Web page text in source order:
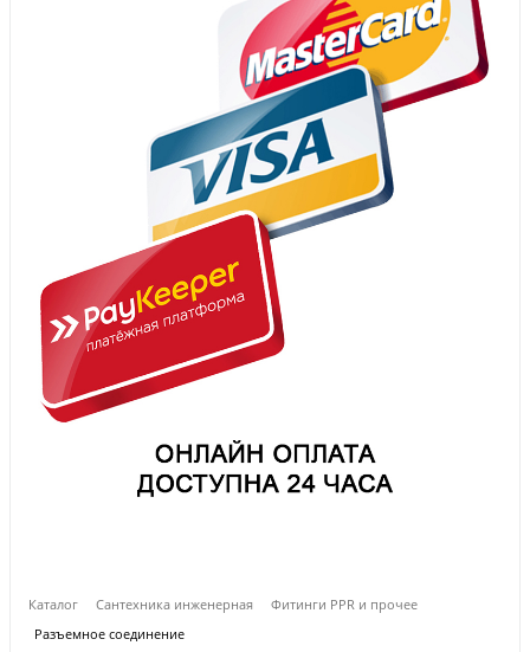
Каталог Сантехника инженерная
Фитинги PPR и прочее
Разъемное соединение